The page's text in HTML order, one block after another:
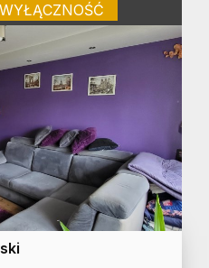
sprzedaż